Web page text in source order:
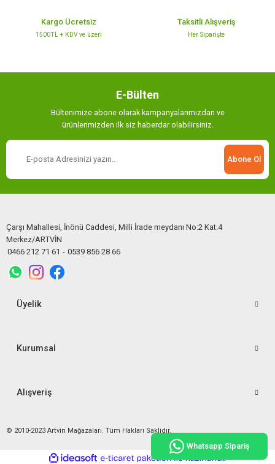
Kargo Ücretsiz
1500TL + KDV ve üzeri
Taksitli Alışveriş
Her Siparişte
E-Bülten
Bültenimize abone olarak kampanyalarımızdan ve
ürünlerimizden ilk siz haberdar olabilirsiniz.
Abone Ol
Çarşı Mahallesi, İnönü Caddesi, Milli İrade meydanı No:2 Kat:4
Merkez/ARTVİN
0466 212 71 61 - 0539 856 28 66
Üyelik
Kurumsal
Alışveriş
© 2010-2023 Artvin Mağazaları. Tüm Hakları Saklıdır.
Whatsapp Sipariş
ideasoft